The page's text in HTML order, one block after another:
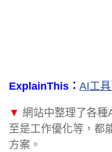
ExplainThis： AI工
▼ 網站中整理了各種
至是工作優化等，都
方案。